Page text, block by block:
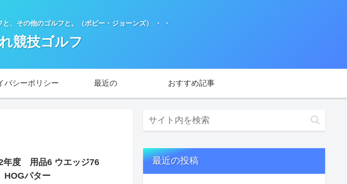
、その他のゴルフと。（ボビー・ジョーンズ） ・ ・
競技ゴルフ
バシーポリシー 最近の おすすめ記事
度 用品6 ウエッジ76
パター
最近の投稿